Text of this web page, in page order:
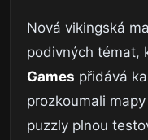
Nová vikingská
podivných témat,
Games přidává
prozkoumali
puzzly plnou